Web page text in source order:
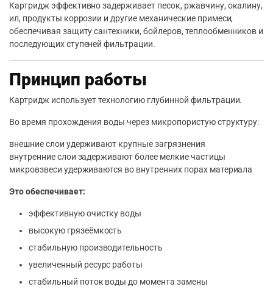
Картридж эффективно задерживает песок, ржавчину, окалину,
ил, продукты коррозии и другие механические примеси,
обеспечивая защиту сантехники, бойлеров, теплообменников и
последующих ступеней фильтрации.
Принцип работы
Картридж использует технологию глубинной фильтрации.
Во время прохождения воды через микропористую структуру:
внешние слои удерживают крупные загрязнения
внутренние слои задерживают более мелкие частицы
микровзвеси удерживаются во внутренних порах материала
Это обеспечивает:
эффективную очистку воды
высокую грязеёмкость
стабильную производительность
увеличенный ресурс работы
стабильный поток воды до момента замены